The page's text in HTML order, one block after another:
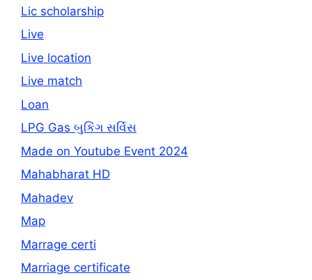
Lic scholarship
Live
Live location
Live match
Loan
LPG Gas બુકિંગ સર્વિસ
Made on Youtube Event 2024
Mahabharat HD
Mahadev
Map
Marrage certi
Marriage certificate